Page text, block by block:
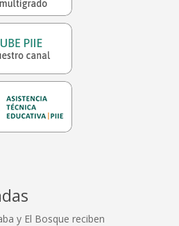
y El Bosque reciben